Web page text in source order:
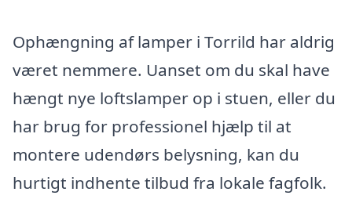
Ophængning af lamper i Torrild har aldrig
været nemmere. Uanset om du skal have
hængt nye loftslamper op i stuen, eller du
har brug for professionel hjælp til at
montere udendørs belysning, kan du
hurtigt indhente tilbud fra lokale fagfolk.